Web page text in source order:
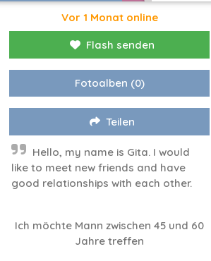
Vor 1 Monat online
Flash senden
Fotoalben (0)
Teilen
Hello, my name is Gita. I would
like to meet new friends and have
good relationships with each other.
Ich möchte Mann zwischen 45 und 60
Jahre treffen